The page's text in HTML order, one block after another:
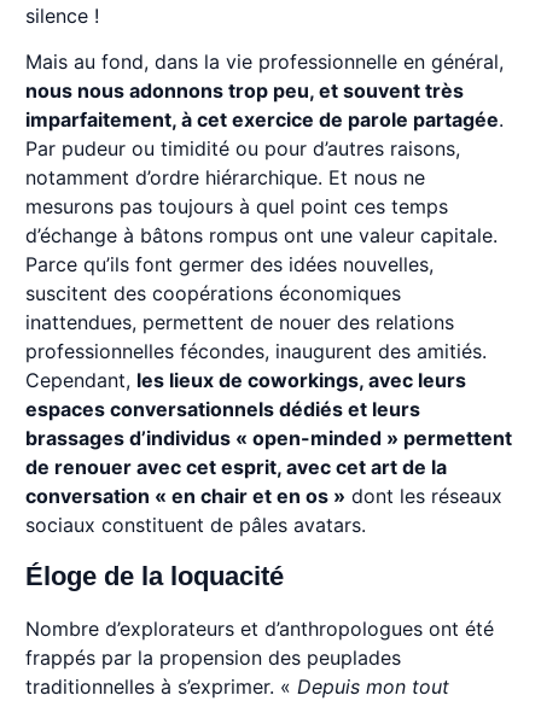
silence !
Mais au fond, dans la vie professionnelle en général,
nous nous adonnons trop peu, et souvent très
imparfaitement, à cet exercice de parole partagée.
Par pudeur ou timidité ou pour d’autres raisons,
notamment d’ordre hiérarchique. Et nous ne
mesurons pas toujours à quel point ces temps
d’échange à bâtons rompus ont une valeur capitale.
Parce qu’ils font germer des idées nouvelles,
suscitent des coopérations économiques
inattendues, permettent de nouer des relations
professionnelles fécondes, inaugurent des amitiés.
Cependant, les lieux de coworkings, avec leurs
espaces conversationnels dédiés et leurs
brassages d’individus « open-minded » permettent
de renouer avec cet esprit, avec cet art de la
conversation « en chair et en os » dont les réseaux
sociaux constituent de pâles avatars.
Éloge de la loquacité
Nombre d’explorateurs et d’anthropologues ont été
frappés par la propension des peuplades
traditionnelles à s’exprimer. « Depuis mon tout